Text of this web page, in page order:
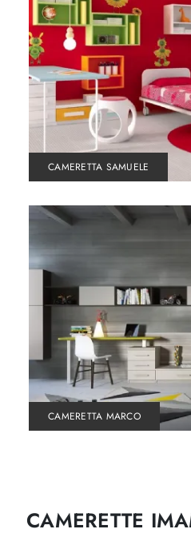
CAMERETTA SAMUELE
CAMERETTA MARCO
CAMERETTE